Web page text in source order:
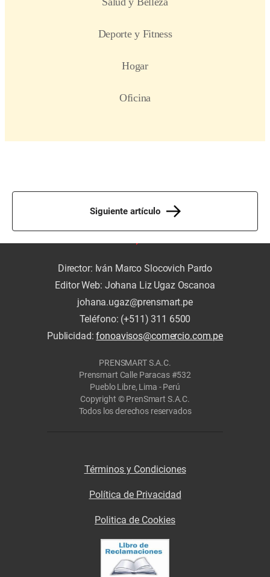
Siguiente artículo
Director: Iván Marco Slocovich Pardo
Editor Web: Johana Liz Ugaz Oscanoa
johana.ugaz@prensmart.pe
Teléfono: (+511) 311 6500
Publicidad:fonoavisos@comercio.com.pe
PRENSMART S.A.C.
Prensmart Calle Paracas #532
Pueblo Libre, Lima - Perú
Copyright © PrenSmart S.A.C.
Todos los derechos reservados
Términos y Condiciones
Política de Privacidad
Politica de Cookies